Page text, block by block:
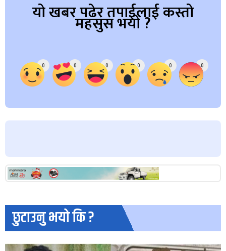
यो खबर पढेर तपाईलाई कस्तो
महसुस भयो ?
0 0 0 0 0 0
छुटाउनु भयो कि ?